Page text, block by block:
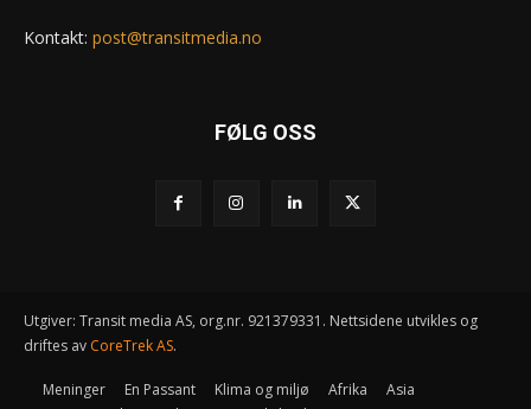
Kontakt: post@transitmedia.no
FØLG OSS
Utgiver: Transit media AS, org.nr. 921379331. Nettsidene utvikles og
driftes av CoreTrek AS.
Meninger En Passant Klima og miljø Afrika
Asia